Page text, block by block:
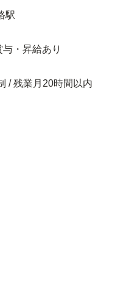
駅
・昇給あり
/ 残業月20時間以内